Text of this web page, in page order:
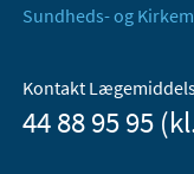
Sundheds- og
Kontakt
44 88 95 95